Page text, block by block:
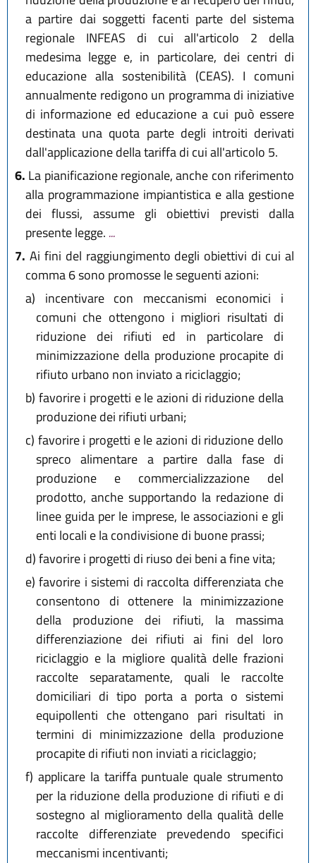
a partire dai soggetti facenti parte del sistema
regionale INFEAS di cui all'articolo 2 della
medesima legge e, in particolare, dei centri di
educazione alla sostenibilità (CEAS). I comuni
annualmente redigono un programma di iniziative
di informazione ed educazione a cui può essere
destinata una quota parte degli introiti derivati
dall'applicazione della tariffa di cui all'articolo 5.
6. La pianificazione regionale, anche con riferimento
alla programmazione impiantistica e alla gestione
dei flussi, assume gli obiettivi previsti dalla
presente legge. ...
7. Ai fini del raggiungimento degli obiettivi di cui al
comma 6 sono promosse le seguenti azioni:
a) incentivare con meccanismi economici i
comuni che ottengono i migliori risultati di
riduzione dei rifiuti ed in particolare di
minimizzazione della produzione procapite di
rifiuto urbano non inviato a riciclaggio;
b) favorire i progetti e le azioni di riduzione della
produzione dei rifiuti urbani;
c) favorire i progetti e le azioni di riduzione dello
spreco alimentare a partire dalla fase di
produzione e commercializzazione del
prodotto, anche supportando la redazione di
linee guida per le imprese, le associazioni e gli
enti locali e la condivisione di buone prassi;
d)favorire i progetti di riuso dei beni a fine vita;
e) favorire i sistemi di raccolta differenziata che
consentono di ottenere la minimizzazione
della produzione dei rifiuti, la massima
differenziazione dei rifiuti ai fini del loro
riciclaggio e la migliore qualità delle frazioni
raccolte separatamente, quali le raccolte
domiciliari di tipo porta a porta o sistemi
equipollenti che ottengano pari risultati in
termini di minimizzazione della produzione
procapite di rifiuti non inviati a riciclaggio;
f) applicare la tariffa puntuale quale strumento
per la riduzione della produzione di rifiuti e di
sostegno al miglioramento della qualità delle
raccolte differenziate prevedendo specifici
meccanismi incentivanti;